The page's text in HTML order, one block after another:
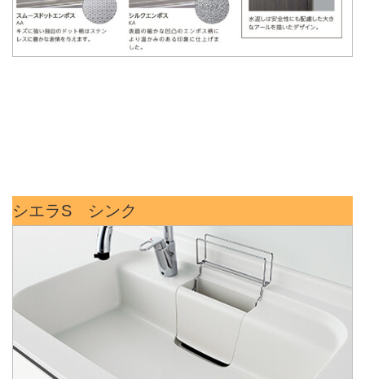
シエラS シンク